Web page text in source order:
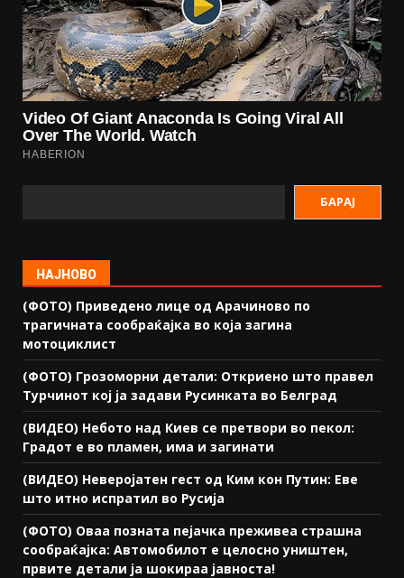
БАРАЈ
НАЈНОВО
(ФОТО) Приведено лице од Арачиново по
трагичната сообраќајка во која загина
мотоциклист
(ФОТО) Грозоморни детали: Откриено што правел
Турчинот кој ја задави Русинката во Белград
(ВИДЕО) Небото над Киев се претвори во пекол:
Градот е во пламен, има и загинати
(ВИДЕО) Неверојатен гест од Ким кон Путин: Еве
што итно испратил во Русија
(ФОТО) Оваа позната пејачка преживеа страшна
сообраќајка: Автомобилот е целосно уништен,
првите детали ја шокираа јавноста!